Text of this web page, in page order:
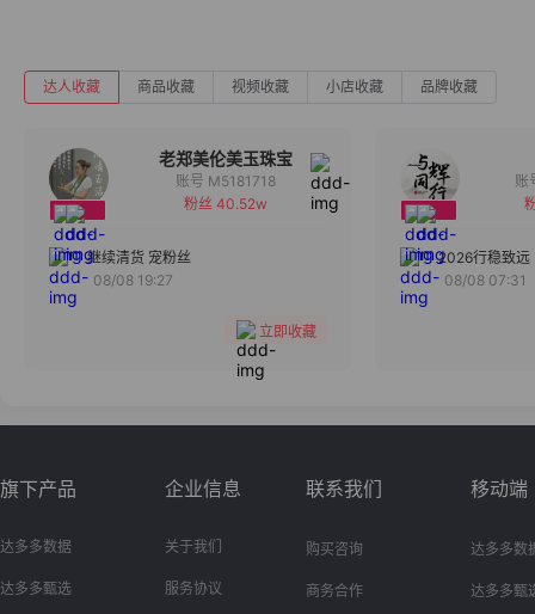
达人收藏 商品收藏 视频收藏 小店收藏 品牌收藏
老郑美伦美玉珠宝
备注
账号 M5181718
粉丝 40.52w
继续清货 宠粉丝
08/08 19:27
立即收藏
2026行稳致远
08/08 07:31
旗下产品
达多多数据
达多多甄选
企业信息
关于我们
服务协议
联系我们
购买咨询
商务合作
移动端
达多多数
达多多甄